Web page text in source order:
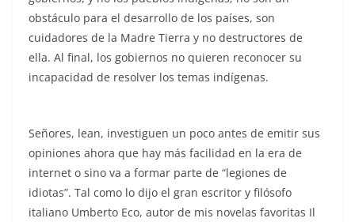
obstáculo para el desarrollo de los países, son
cuidadores de la Madre Tierra y no destructores de
ella. Al final, los gobiernos no quieren reconocer su
incapacidad de resolver los temas indígenas.
Señores, lean, investiguen un poco antes de emitir sus
opiniones ahora que hay más facilidad en la era de
internet o sino va a formar parte de “legiones de
idiotas”. Tal como lo dijo el gran escritor y filósofo
italiano Umberto Eco, autor de mis novelas favoritas Il